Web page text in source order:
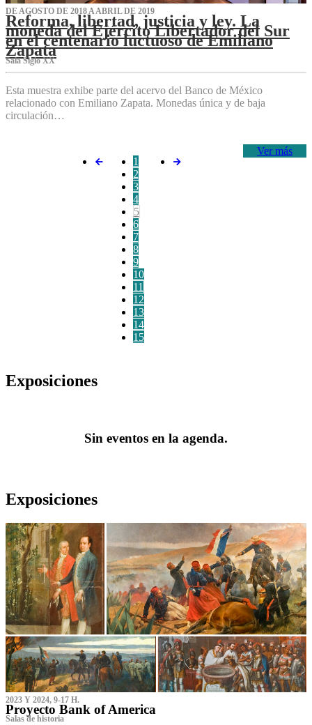
DE AGOSTO DE 2018 A ABRIL DE 2019
Reforma, libertad, justicia y ley. La
moneda del Ejército Libertador del Sur
en el centenario luctuoso de Emiliano
Zapata
Sala Siglo XX
Esta muestra exhibe parte del acervo del Banco de México
relacionado con Emiliano Zapata. Monedas única y de baja
circulación…
Ver más
1
2
3
4
5
6
7
8
9
10
11
12
13
14
15
Exposiciones
Sin eventos en la agenda.
Exposiciones
2023 Y 2024, 9-17 H.
Proyecto Bank of America
S‌alas de historia